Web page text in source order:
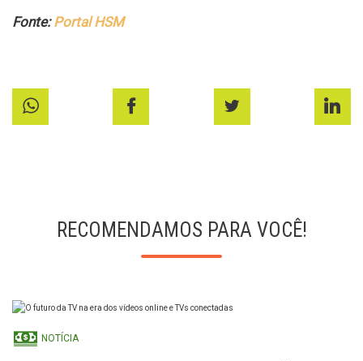
Fonte:Portal HSM
RECOMENDAMOS PARA VOCÊ!
NOTÍCIA